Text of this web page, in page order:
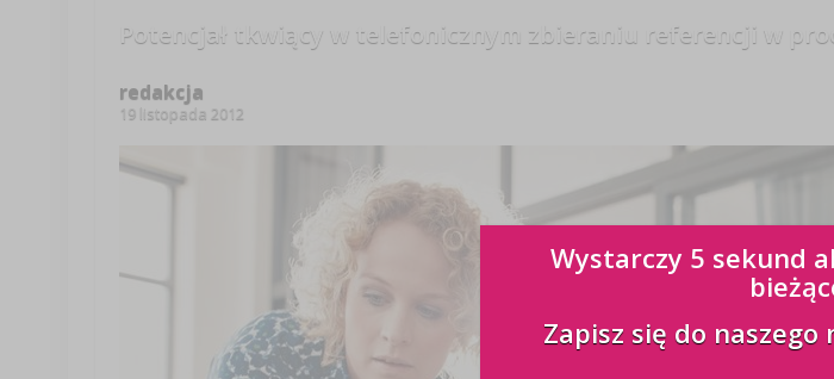
Potencjał tkwiący w telefonicznym zbieraniu referencji w
redakcja
19 listopada 2012
Wystarczy 5 sekund
Zapisz się do